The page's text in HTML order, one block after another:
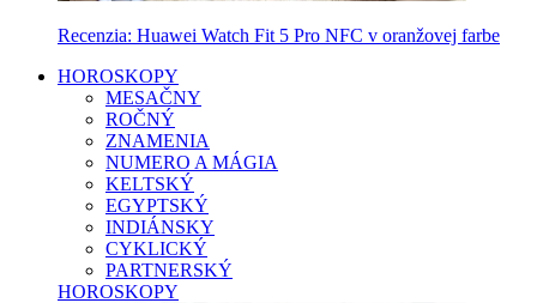
Recenzia: Huawei Watch Fit 5 Pro NFC v oranžovej farbe
HOROSKOPY
MESAČNY
ROČNÝ
ZNAMENIA
NUMERO A MÁGIA
KELTSKÝ
EGYPTSKÝ
INDIÁNSKY
CYKLICKÝ
PARTNERSKÝ
HOROSKOPY